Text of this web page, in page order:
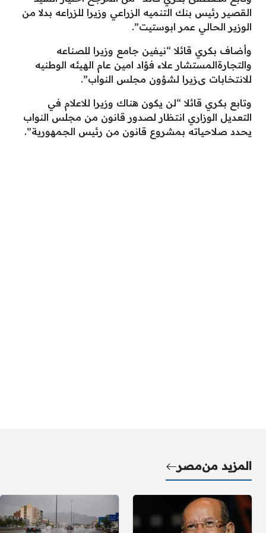
القصير رئيس بنك التنميه الزراعي وزيرا للزراعه بدلا من
الوزير الحالي عمر ابوستيت”.
وأضاف بكري قائلا “‏نيفين جامع وزيرا للصناعه
والتجارة‏المستشار علاء فؤاد امين عام الهيئه الوطنيه
للانتخابات ىزيرا لشؤون مجلس النواب”.
‏وتابع بكري قائلا “لن يكون هناك وزيرا للاعلام في
التعديل الوزاري انتظار لصدور قانون من مجلس النواب
يحدد صلاحياته بمشروع قانون من رئيس الجمهورية”.
المزيد منمصر